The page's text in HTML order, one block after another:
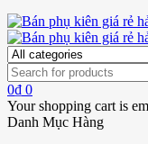
0₫ 0
Your shopping cart is
Danh Mục Hàng